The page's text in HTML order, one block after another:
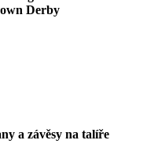
Derby
a závěsy na talíře